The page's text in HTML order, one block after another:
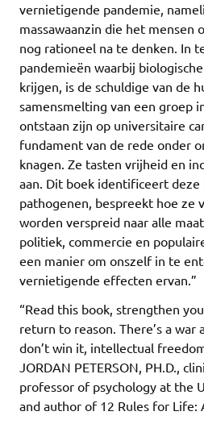
vernietigende pandemie,
massawaanzin die het mensen
nog rationeel na te denken. In
pandemieën waarbij
krijgen, is de schuldige van de
samensmelting van een groep
ontstaan zijn op universitaire
fundament van de rede onder
knagen. Ze tasten vrijheid en
aan. Dit boek identificeert deze
pathogenen, bespreekt hoe ze
worden verspreid naar alle
politiek, commercie en
een manier om onszelf in te
vernietigende effecten ervan.”
“Read this book, strengthen
return to reason. There’s a
don’t win it, intellectual
JORDAN PETERSON, PH.D.,
professor of psychology at the
and author of 12 Rules for Life: